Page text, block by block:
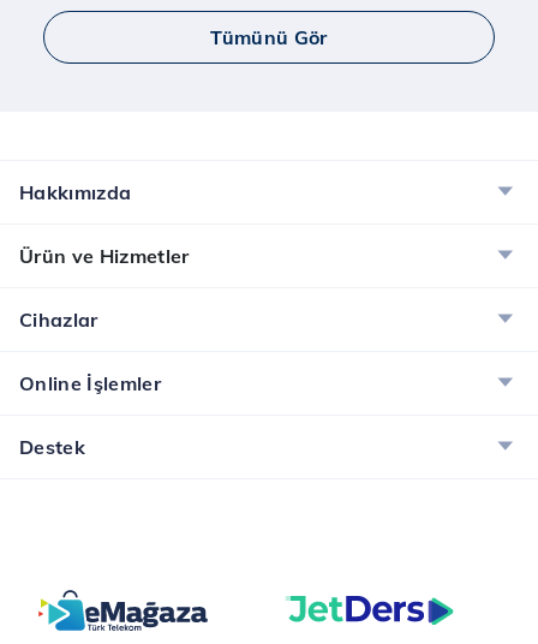
Tümünü Gör
Hakkımızda
Ürün ve Hizmetler
Cihazlar
Online İşlemler
Destek